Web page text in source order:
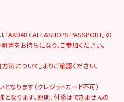
AKB48 CAFE&SHOPS PASSPORT」の
をお持ちになり、ご参加ください。
方法について 」よりご確認ください。
なります（クレジットカード不可）
なります。原則、付添はできませんの